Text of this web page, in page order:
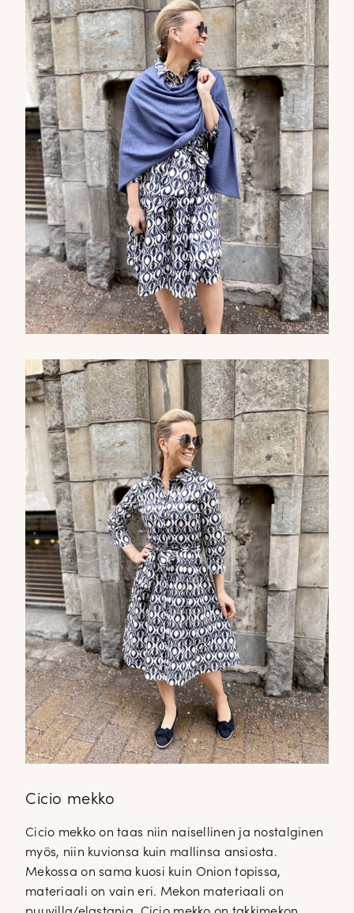
Cicio mekko
Cicio mekko on taas niin naisellinen ja nostalginen
myös, niin kuvionsa kuin mallinsa ansiosta.
Mekossa on sama kuosi kuin Onion topissa,
materiaali on vain eri. Mekon materiaali on